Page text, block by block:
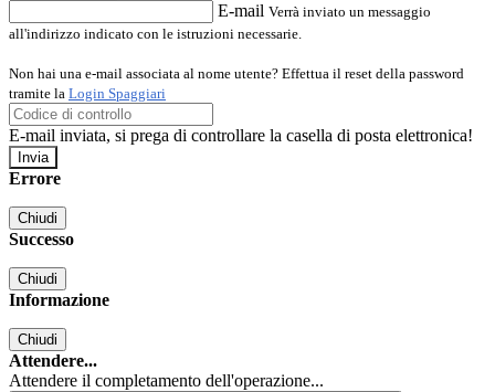
E-mail Verrà inviato un messaggio
all'indirizzo indicato con le istruzioni necessarie.
Non hai una e-mail associata al nome utente? Effettua il reset della password
tramite la Login Spaggiari
E-mail inviata, si prega di controllare la casella di posta elettronica!
Errore
Chiudi
Successo
Chiudi
Informazione
Chiudi
Attendere...
Attendere il completamento dell'operazione...